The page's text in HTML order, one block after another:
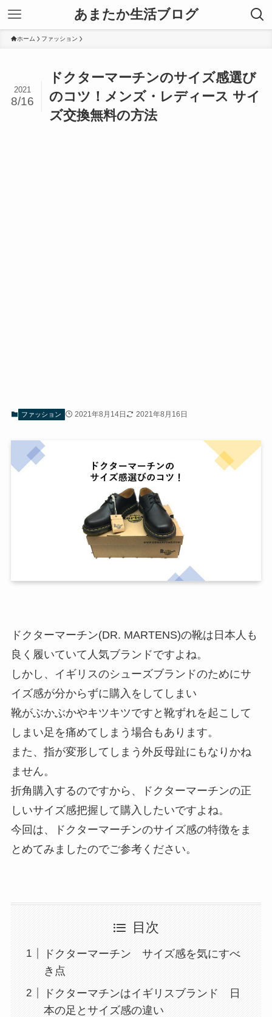
あまたか生活ブログ
ホーム ファッション
ドクターマーチンのサイズ感選び
のコツ！メンズ・レディース サイ
ズ交換無料の方法
2021
8/16
ファッション 2021年8月14日 2021年8月16日
ドクターマーチン(DR. MARTENS)の靴は日本人も
良く履いていて人気ブランドですよね。
しかし、イギリスのシューズブランドのためにサ
イズ感が分からずに購入をしてしまい
靴がぶかぶかやキツキツですと靴ずれを起こして
しまい足を痛めてしまう場合もあります。
また、指が変形してしまう外反母趾にもなりかね
ません。
折角購入するのですから、ドクターマーチンの正
しいサイズ感把握して購入したいですよね。
今回は、ドクターマーチンのサイズ感の特徴をま
とめてみましたのでご参考ください。
目次
ドクターマーチン サイズ感を気にすべ
き点
ドクターマチンはイギリスブランド 日
本の足とサイズ感の違い